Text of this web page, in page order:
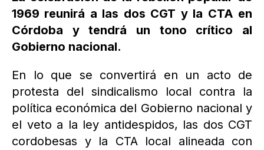
1969 reunirá a las dos CGT y la CTA en
Córdoba y tendrá un tono crítico al
Gobierno nacional.
En lo que se convertirá en un acto de
protesta del sindicalismo local contra la
política económica del Gobierno nacional y
el veto a la ley antidespidos, las dos CGT
cordobesas y la CTA local alineada con